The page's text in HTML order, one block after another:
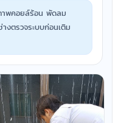
พคอยล์ร้อน พัดลม
งตรวจระบบก่อนเติม